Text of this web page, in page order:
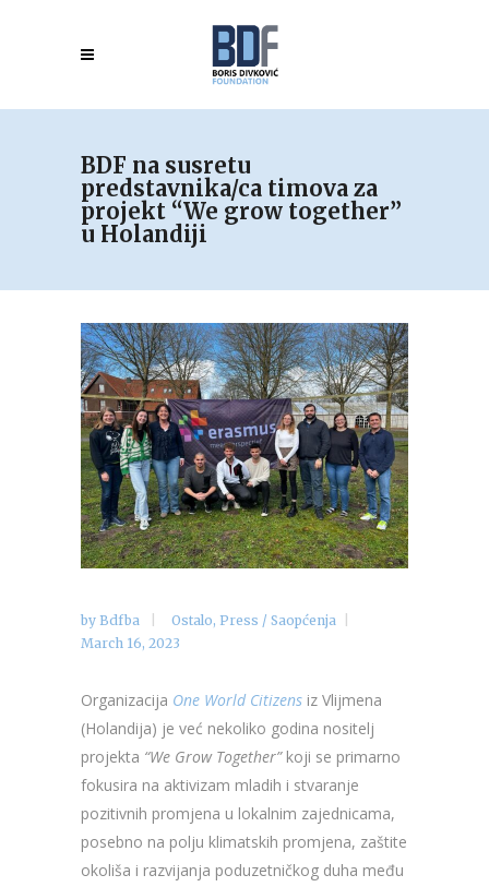
BDF na susretu
predstavnika/ca timova za
projekt “We grow together”
u Holandiji
by Bdfba Ostalo, Press / Saopćenja
March 16, 2023
Organizacija One World Citizens iz Vlijmena
(Holandija) je već nekoliko godina nositelj
projekta “We Grow Together”koji se primarno
fokusira na aktivizam mladih i stvaranje
pozitivnih promjena u lokalnim zajednicama,
posebno na polju klimatskih promjena, zaštite
okoliša i razvijanja poduzetničkog duha među